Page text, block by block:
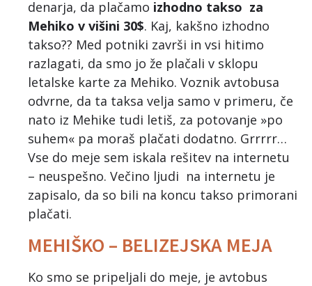
denarja, da plačamo izhodno takso za
Mehiko v višini 30$. Kaj, kakšno izhodno
takso?? Med potniki završi in vsi hitimo
razlagati, da smo jo že plačali v sklopu
letalske karte za Mehiko. Voznik avtobusa
odvrne, da ta taksa velja samo v primeru, če
nato iz Mehike tudi letiš, za potovanje »po
suhem« pa moraš plačati dodatno. Grrrrr…
Vse do meje sem iskala rešitev na internetu
– neuspešno. Večino ljudi na internetu je
zapisalo, da so bili na koncu takso primorani
plačati.
MEHIŠKO – BELIZEJSKA MEJA
Ko smo se pripeljali do meje, je avtobus